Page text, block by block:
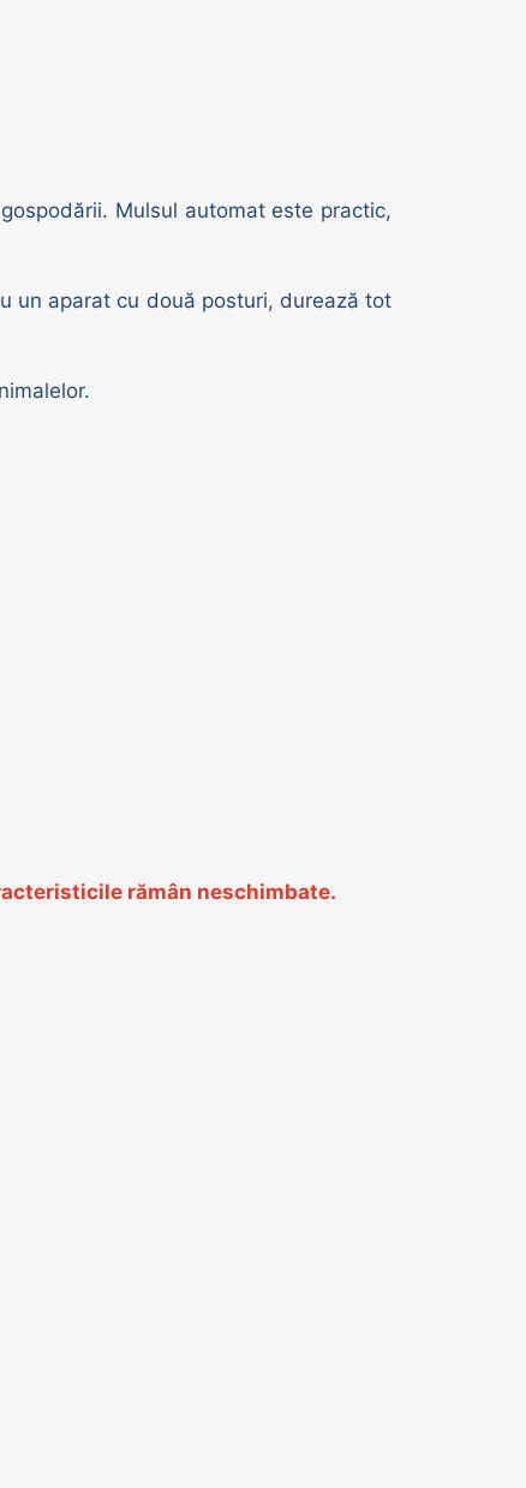
Mulsul automat este practic,
un aparat cu două posturi, durează tot
rămân neschimbate.